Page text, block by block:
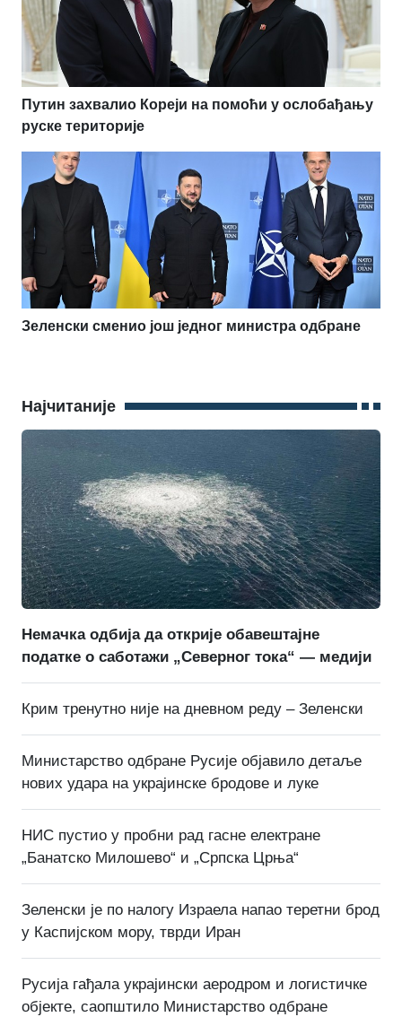
Путин захвалио Кореји на помоћи у ослобађању
руске територије
Зеленски сменио још једног министра одбране
Најчитаније
Немачка одбија да открије обавештајне
податке о саботажи „Северног тока“ — медији
Крим тренутно није на дневном реду – Зеленски
Министарство одбране Русије објавило детаље
нових удара на украјинске бродове и луке
НИС пустио у пробни рад гасне електране
„Банатско Милошево“ и „Српска Црња“
Зеленски је по налогу Израела напао теретни брод
у Каспијском мору, тврди Иран
Русија гађала украјински аеродром и логистичке
објекте, саопштило Министарство одбране